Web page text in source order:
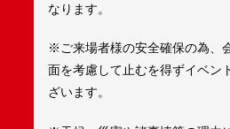
なります。
※ご来場者様の安全確保の為、
面を考慮して止むを得ずイベン
ざいます。